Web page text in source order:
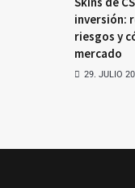
inversión:
riesgos y
mercado
29. JULIO